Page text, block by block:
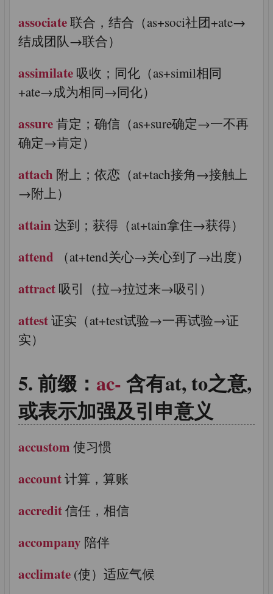
associate联合，结合（as+soci社团+ate→
结成团队→联合）
assimilate 吸收；同化（as+simil相同
+ate→成为相同→同化）
assure肯定；确信（as+sure确定→一不再
确定→肯定）
attach 附上；依恋（at+tach接角→接触上
→附上）
attain 达到；获得（at+tain拿住→获得）
attend （at+tend关心→关心到了→出度）
attract 吸引（拉→拉过来→吸引）
attest证实（at+test试验→一再试验→证
实）
前缀： ac-含有at, to之意,
或表示加强及引申意义
accustom 使习惯
account计算，算账
accredit信任，相信
accompany 陪伴
acclimate (使）适应气候